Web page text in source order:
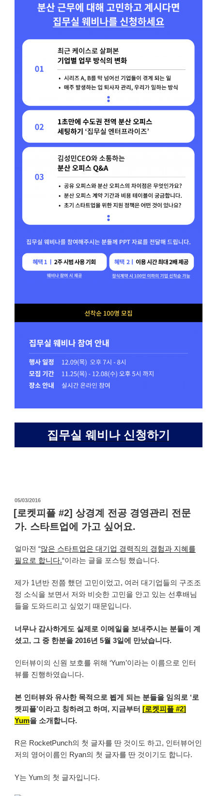
집무실 웨비나 신청하기
작
성
일
자
05/03/2016
[로켓피플 #2] 상경계 전공 경영관리 전문
가. 스타트업에 가고 싶어요.
얼마전 “많은 스타트업은 대기업 경력직의 경험과 지혜를
필요로 합니다.“이라는 글을 포스팅 했습니다.
제가 1년반 전쯤 했던 고민이었고, 여러 대기업들의 구조조
정 소식을 보면서 저와 비슷한 고민을 안고 있는 선후배님
들을 도와드리고 싶었기 때문입니다.
너무나 감사하게도 실제로 이메일을 보내주시는 분들이 계
셨고, 그 중 한분을 2016년 5월 3일에 만났습니다.
인터뷰이의 신원 보호를 위해 ‘Yum’이라는 이름으로 인터
뷰를 진행하였습니다.
본 인터뷰와 유사한 목적으로 뵙게 되는 분들을 임의로 ‘로
켓피플’이라고 칭하려고 하며, 지금부터 [로켓피플 #2]
Yum을 소개합니다.
R은 RocketPunch의 첫 글자를 딴 것이도 하고, 인터뷰어인
저의 영어이름인 Ryan의 첫 글자를 딴 것이기도 합니다.
Y는 Yum의 첫 글자입니다.